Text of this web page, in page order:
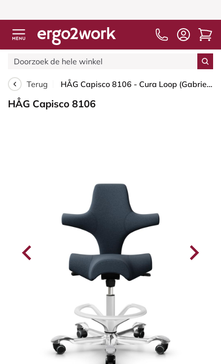
Terug HÅG Capisco 8106 - Cura Loop (Gabriel) - Gerecycled Polyester - CLP66165 Blue - Wit - 200 mm (Zithoogte 46-64mm) - Zachte wielen t.b.v. harde vloeren
HÅG Capisco 8106